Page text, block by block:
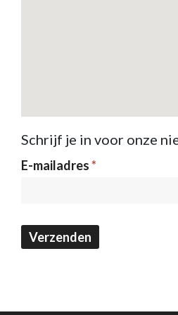
Schrijf je in voor onze
Nieuwsbrief
E-mailadres*
Verzenden